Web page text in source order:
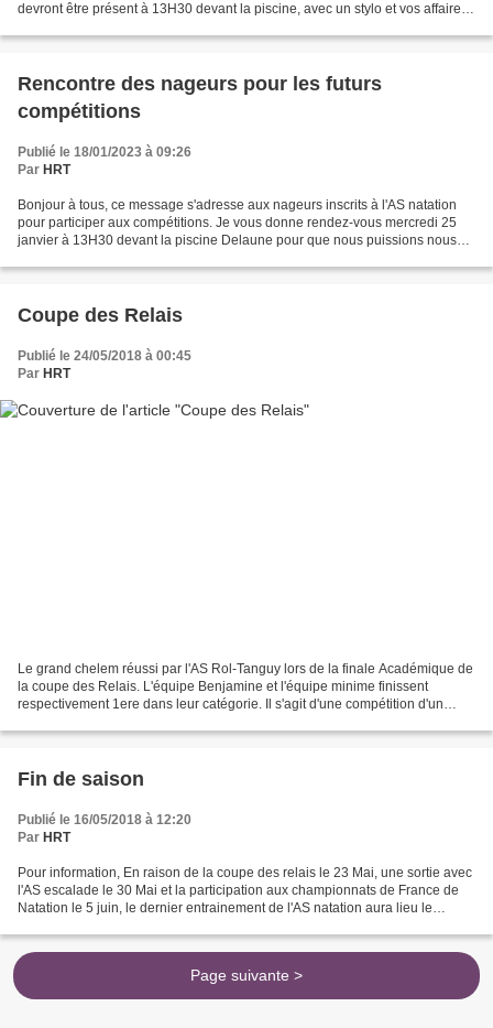
devront être présent à 13H30 devant la piscine, avec un stylo et vos affaires
Rencontre des nageurs pour les futurs
compétitions
Publié le 18/01/2023 à 09:26
Par HRT
Bonjour à tous, ce message s'adresse aux nageurs inscrits à l'AS natation
pour participer aux compétitions. Je vous donne rendez-vous mercredi 25
janvier à 13H30 devant la piscine Delaune pour que nous puissions nous
Coupe des Relais
Publié le 24/05/2018 à 00:45
Par HRT
Le grand chelem réussi par l'AS Rol-Tanguy lors de la finale Académique de
la coupe des Relais. L'équipe Benjamine et l'équipe minime finissent
respectivement 1ere dans leur catégorie. Il s'agit d'une compétition d'un
Fin de saison
Publié le 16/05/2018 à 12:20
Par HRT
Pour information, En raison de la coupe des relais le 23 Mai, une sortie avec
l'AS escalade le 30 Mai et la participation aux championnats de France de
Natation le 5 juin, le dernier entrainement de l'AS natation aura lieu le
Page suivante >